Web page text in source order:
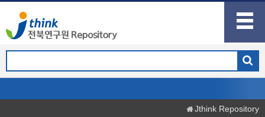
Jthink Repository